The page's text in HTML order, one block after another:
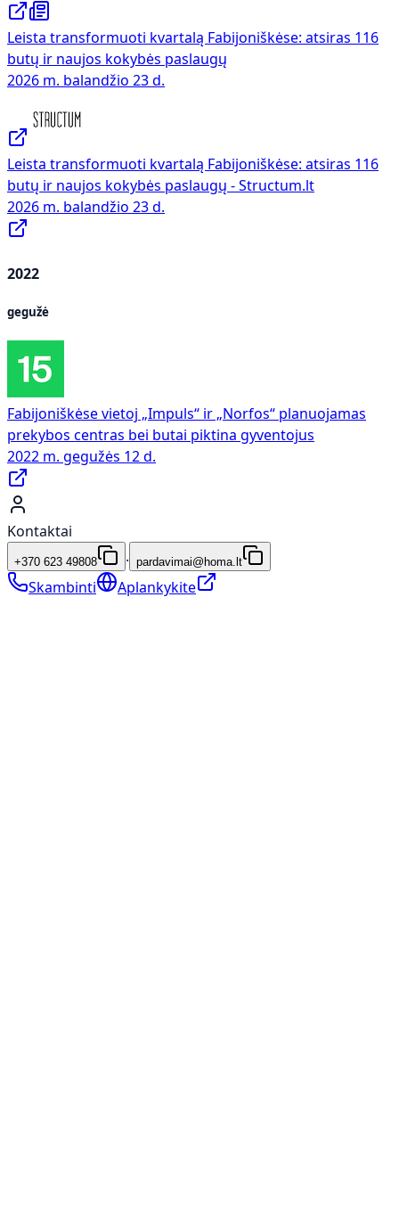
Leista transformuoti kvartalą Fabijoniškėse: atsiras 116
butų ir naujos kokybės paslaugų
2026 m. balandžio 23 d.
Leista transformuoti kvartalą Fabijoniškėse: atsiras 116
butų ir naujos kokybės paslaugų - Structum.lt
2026 m. balandžio 23 d.
2022
gegužė
Fabijoniškėse vietoj „Impuls“ ir „Norfos“ planuojamas
prekybos centras bei butai piktina gyventojus
2022 m. gegužės 12 d.
Kontaktai
+370 623 49808 · pardavimai@homa.lt
Skambinti Aplankykite